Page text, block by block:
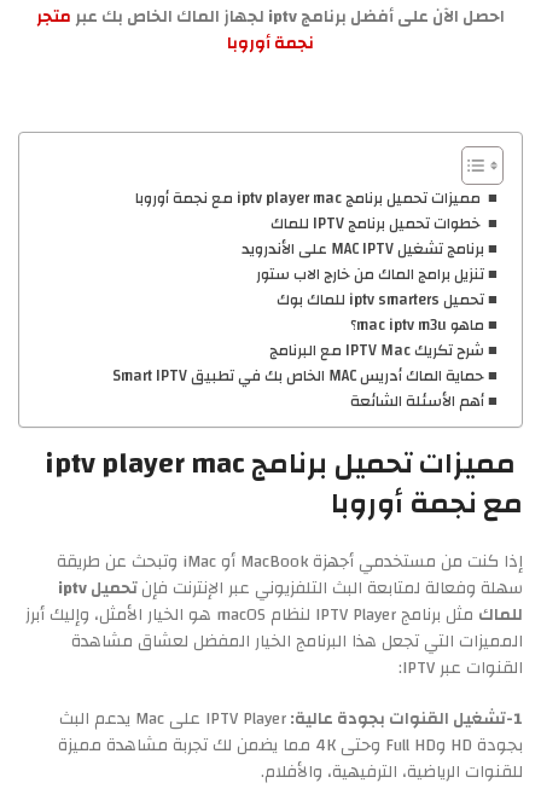
احصل الآن على أفضل برنامج iptv لجهاز الماك الخاص بك عبر
متجر
نجمة أوروبا
مميزات تحميل برنامج iptv player mac مع نجمة أوروبا
خطوات تحميل برنامج IPTV للماك
برنامج تشغيل MAC IPTV على الأندرويد
تنزيل برامج الماك من خارج الاب ستور
تحميل iptv smarters للماك بوك
ماهو mac iptv m3u؟
شرح تكريك IPTV Mac مع البرنامج
حماية الماك أدريس MAC الخاص بك في تطبيق Smart IPTV
أهم الأسئلة الشائعة
مميزات تحميل برنامج iptv player mac
مع نجمة أوروبا
إذا كنت من مستخدمي أجهزة MacBook أو iMac وتبحث عن طريقة
سهلة وفعالة لمتابعة البث التلفزيوني عبر الإنترنت فإن
تحميل iptv
للماك
مثل برنامج IPTV Player لنظام macOS هو الخيار الأمثل، وإليك أبرز
المميزات التي تجعل هذا البرنامج الخيار المفضل لعشاق مشاهدة
القنوات عبر IPTV:
1-تشغيل القنوات بجودة عالية:
IPTV Player على Mac يدعم البث
بجودة HD وFull HD وحتى 4K مما يضمن لك تجربة مشاهدة مميزة
للقنوات الرياضية، الترفيهية، والأفلام.